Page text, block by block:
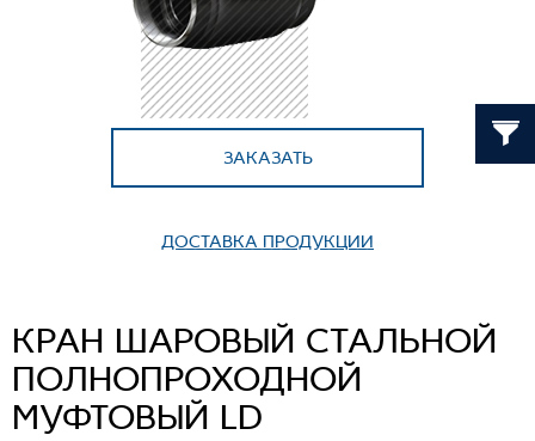
ЗАКАЗАТЬ
ДОСТАВКА ПРОДУКЦИИ
КРАН ШАРОВЫЙ СТАЛЬНОЙ
ПОЛНОПРОХОДНОЙ
МУФТОВЫЙ LD